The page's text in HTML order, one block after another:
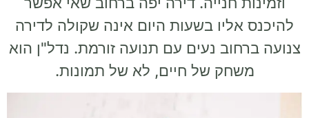
להיכנס אליו בשעות היום אינה שקולה לדירה
צנועה ברחוב נעים עם תנועה זורמת. נדל"ן הוא
משחק של חיים, לא של תמונות.